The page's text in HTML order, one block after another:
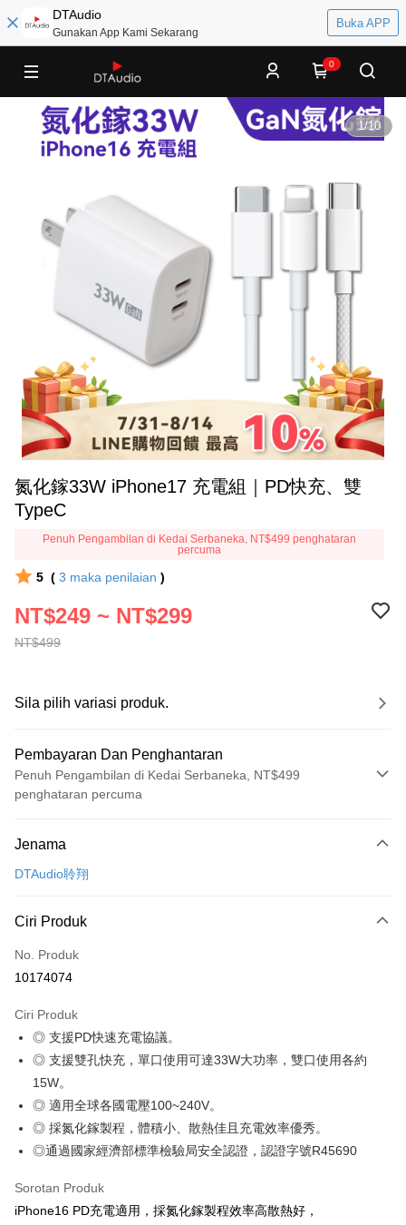
DTAudio
Gunakan App Kami Sekarang
Buka APP
0
1/10
氮化鎵33W iPhone17 充電組｜PD快充、雙
TypeC
Penuh Pengambilan di Kedai Serbaneka, NT$499 penghataran
percuma
5 ( 3 maka penilaian )
NT$499
NT$249 ~ NT$299
Sila pilih variasi produk.
Pembayaran Dan Penghantaran
Penuh Pengambilan di Kedai Serbaneka, NT$499
penghataran percuma
Kad Kredit (Bayaran Penuh)
Pengambilan di Kedai Serbaneka
LINE Pay
Apple Pay
JKOPAY
Easy Wallet
Google Pay
Pemindahan ATM
Pilihan Penghantaran
全家取貨付款
NT$60/pesanan | Penghantaran percuma untuk pesanan
NT$499 atau lebih
Jenama
DTAudio聆翔
Ciri Produk
No. Produk
10174074
Ciri Produk
◎ 支援PD快速充電協議。
◎ 支援雙孔快充，單口使用可達33W大功率，雙口使用各約
15W。
◎ 適用全球各國電壓100~240V。
◎ 採氮化鎵製程，體積小、散熱佳且充電效率優秀。
◎通過國家經濟部標準檢驗局安全認證，認證字號R45690
Sorotan Produk
iPhone16 PD充電適用，採氮化鎵製程效率高散熱好，